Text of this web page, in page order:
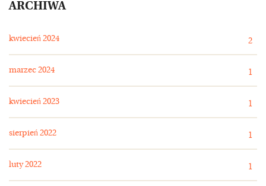
ARCHIWA
kwiecień 2024 2
marzec 2024 1
kwiecień 2023 1
sierpień 2022 1
luty 2022 1